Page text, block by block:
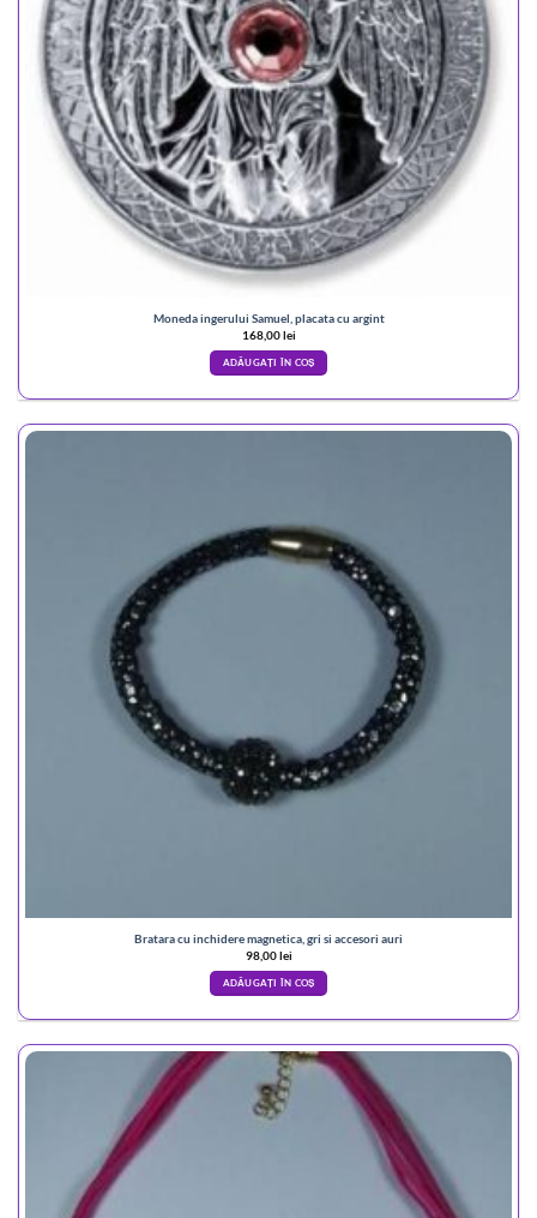
Moneda ingerului Samuel, placata cu argint
168,00lei
ADĂUGAȚI ÎN COȘ
Bratara cu inchidere magnetica, gri si accesori auri
98,00lei
ADĂUGAȚI ÎN COȘ